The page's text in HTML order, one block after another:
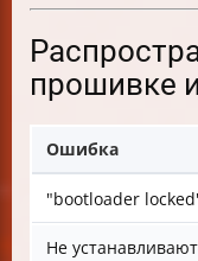
прошивке
Ошибка
"bootloader
Не